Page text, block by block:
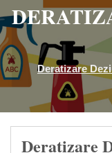
Deratizare
Deratizare